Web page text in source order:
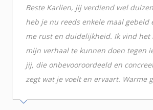
Beste Karlien, jij verdiend wel
heb je nu reeds enkele maal gebeld
me rust en duidelijkheid. Ik vind het
mijn verhaal te kunnen doen tegen
jij, die onbevooroordeeld en
zegt wat je voelt en ervaart. Warme